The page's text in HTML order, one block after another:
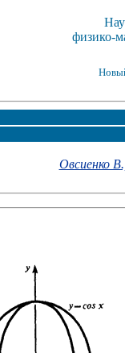
физико-
Овсиенко